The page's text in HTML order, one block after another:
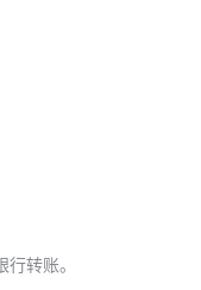
转账。